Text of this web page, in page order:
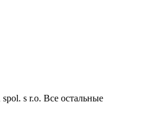
s r.o. Все остальные